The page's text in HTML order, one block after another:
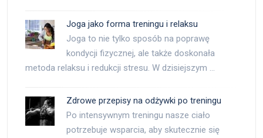
Joga jako forma treningu i relaksu
Joga to nie tylko sposób na poprawę
kondycji fizycznej, ale także doskonała
metoda relaksu i redukcji stresu. W dzisiejszym …
Zdrowe przepisy na odżywki po treningu
Po intensywnym treningu nasze ciało
potrzebuje wsparcia, aby skutecznie się